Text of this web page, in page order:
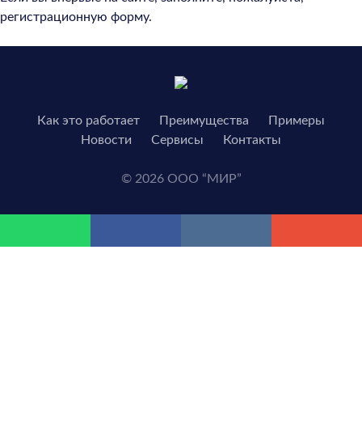
регистрационную форму.
Как это работает Преимущества
Примеры
Новости
Сервисы Контакты
© 2026 ООО “МИР”